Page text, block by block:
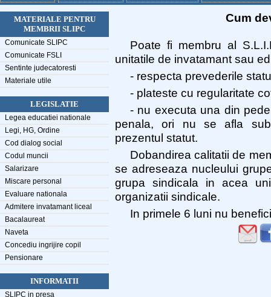
MATERIALE PENTRU
MEMBRII SLIPC
Comunicate SLIPC
Comunicate FSLI
Sentinte judecatoresti
Materiale utile
LEGISLATIE
Legea educatiei nationale
Legi, HG, Ordine
Cod dialog social
Codul muncii
Salarizare
Miscare personal
Evaluare nationala
Admitere invatamant liceal
Bacalaureat
Naveta
Concediu ingrijire copil
Pensionare
INFORMATII
SLIPC in presa
Cum
Poate fi membru al
unitatile de invatamant sau
- respecta prevederile
- plateste cu regularitate
- nu executa una din
penala, ori nu se afla
prezentul statut.
Dobandirea calitatii de
se adreseaza nucleului
grupa sindicala in acea
organizatii sindicale.
In primele 6 luni nu